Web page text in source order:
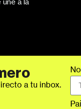
a tu inbox.